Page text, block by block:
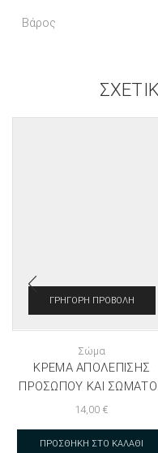
Βάρος
ΓΡΉΓΟΡΗ ΠΡΟΒΟΛΉ
Σώμα
ΚΡΈΜΑ ΑΠΟΛΈΠΙΣΗΣ
ΠΡΟΣΏΠΟΥ ΚΑΙ
14,00 €
ΠΡΟΣΘΉΚΗ ΣΤΟ ΚΑΛΆΘΙ